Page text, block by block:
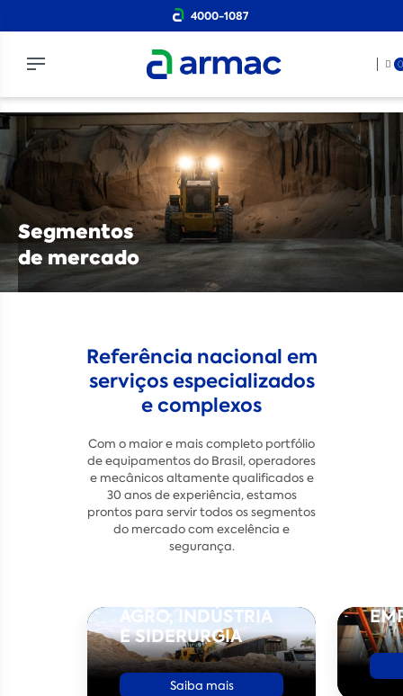
4000-1087
0
Segmentos
de mercado
Referência nacional em
serviços especializados
e complexos
Com o maior e mais completo portfólio
de equipamentos do Brasil, operadores
e mecânicos altamente qualificados e
30 anos de experiência, estamos
prontos para servir todos os segmentos
do mercado com excelência e
segurança.
AGRO, INDÚSTRIA
E SIDERURGIA
Saiba mais